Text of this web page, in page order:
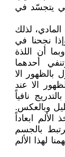
يتجسّد في
المادي، لذلك
نجحنا في
أن اللذة
أحدهما
بالظهور الا
الا عند
نافياً
وبالعكس.
ابعاداً
بالجسم
لهذا الألم